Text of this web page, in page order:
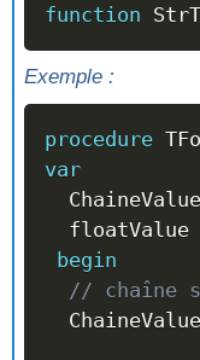
function
Exemple :
procedure
var
  ChaineValue
begin
// chaîne
  ChaineValue